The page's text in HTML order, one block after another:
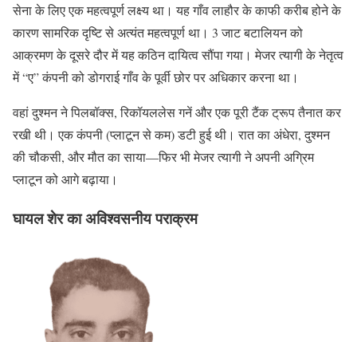
सेना के लिए एक महत्वपूर्ण लक्ष्य था। यह गाँव लाहौर के काफी करीब होने के
कारण सामरिक दृष्टि से अत्यंत महत्वपूर्ण था। 3 जाट बटालियन को
आक्रमण के दूसरे दौर में यह कठिन दायित्व सौंपा गया। मेजर त्यागी के नेतृत्व
में “ए” कंपनी को डोगराई गाँव के पूर्वी छोर पर अधिकार करना था।
वहां दुश्मन ने पिलबॉक्स, रिकॉयललेस गनें और एक पूरी टैंक ट्रूप तैनात कर
रखी थी। एक कंपनी (प्लाटून से कम) डटी हुई थी। रात का अंधेरा, दुश्मन
की चौकसी, और मौत का साया—फिर भी मेजर त्यागी ने अपनी अग्रिम
प्लाटून को आगे बढ़ाया।
घायल शेर का अविश्वसनीय पराक्रम